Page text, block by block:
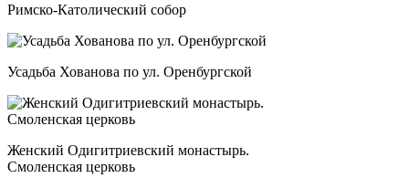
Римско-Католический собор
Усадьба Хованова по ул. Оренбургской
Женский Одигитриевский монастырь.
Смоленская церковь